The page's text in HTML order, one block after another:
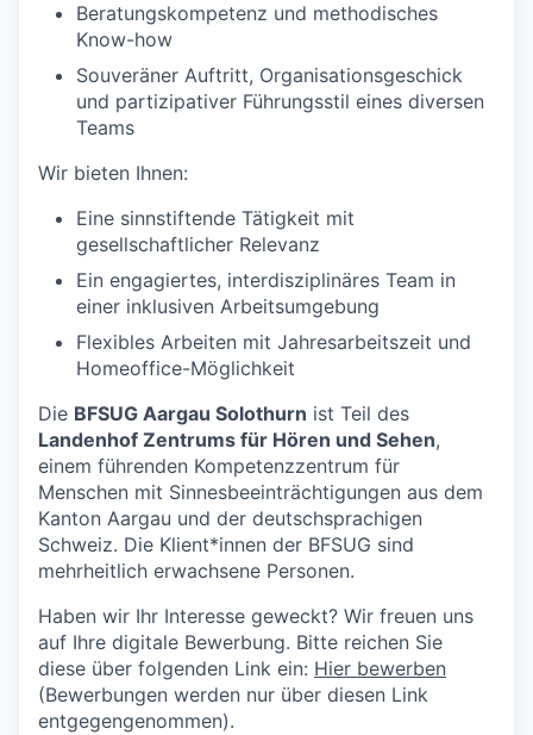
Beratungskompetenz und methodisches
Know-how
Souveräner Auftritt, Organisationsgeschick
und partizipativer Führungsstil eines diversen
Teams
Wir bieten Ihnen:
Eine sinnstiftende Tätigkeit mit
gesellschaftlicher Relevanz
Ein engagiertes, interdisziplinäres Team in
einer inklusiven Arbeitsumgebung
Flexibles Arbeiten mit Jahresarbeitszeit und
Homeoffice-Möglichkeit
Die BFSUG Aargau Solothurn ist Teil des
Landenhof Zentrums für Hören und Sehen,
einem führenden Kompetenzzentrum für
Menschen mit Sinnesbeeinträchtigungen aus dem
Kanton Aargau und der deutschsprachigen
Schweiz. Die Klient*innen der BFSUG sind
mehrheitlich erwachsene Personen.
Haben wir Ihr Interesse geweckt? Wir freuen uns
auf Ihre digitale Bewerbung. Bitte reichen Sie
diese über folgenden Link ein: Hier bewerben
(Bewerbungen werden nur über diesen Link
entgegengenommen).